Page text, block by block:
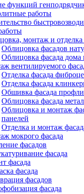
функций
работы
монтаж и отделка
Облицовка фасадов
Облицовка фасада
вентилируемого
Отделка фасада
Отделка фасада
Обшивка фасада
Облицовка фасада
Облицовка и монтаж
панелей
Отделка и монтаж
мокрого фасада
фасадов
фасада
фасада
фасада
фасадов
фасада